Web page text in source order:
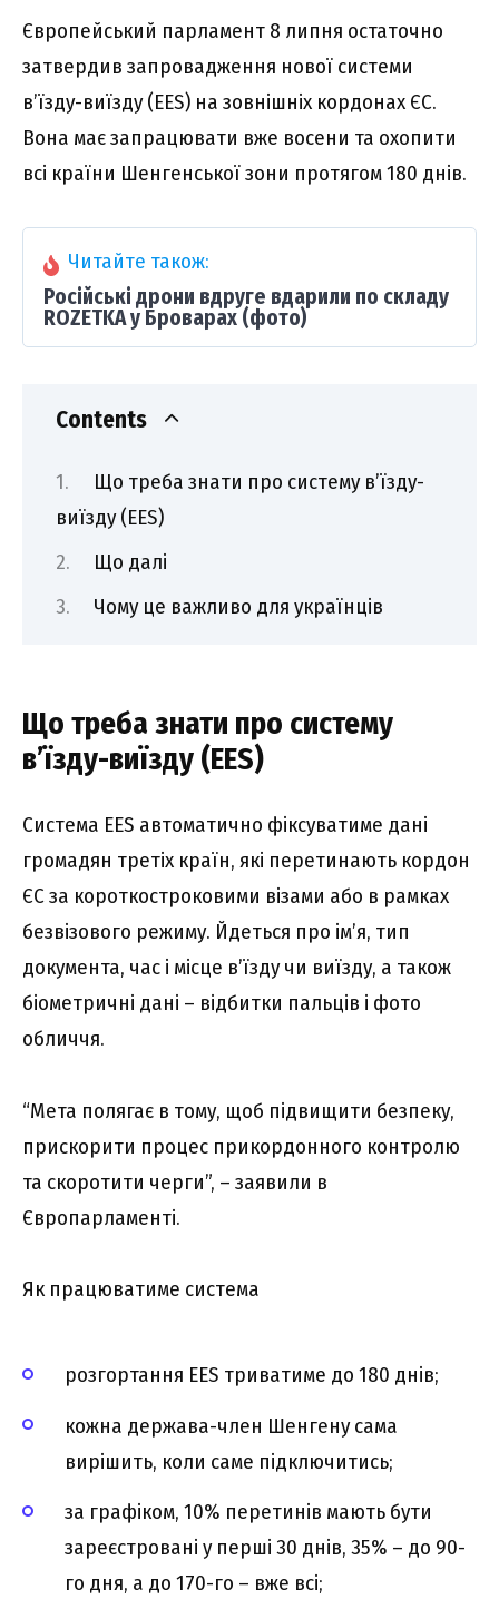
Європейський парламент 8 липня остаточно
затвердив запровадження нової системи
в’їзду-виїзду (EES) на зовнішніх кордонах ЄС.
Вона має запрацювати вже восени та охопити
всі країни Шенгенської зони протягом 180 днів.
Читайте також:
Російські дрони вдруге вдарили по складу
ROZETKA у Броварах (фото)
Contents
Що треба знати про систему в’їзду-
виїзду (EES)
Що далі
Чому це важливо для українців
Що треба знати про систему
в’їзду-виїзду (EES)
Система EES автоматично фіксуватиме дані
громадян третіх країн, які перетинають кордон
ЄС за короткостроковими візами або в рамках
безвізового режиму. Йдеться про ім’я, тип
документа, час і місце в’їзду чи виїзду, а також
біометричні дані – відбитки пальців і фото
обличчя.
“Мета полягає в тому, щоб підвищити безпеку,
прискорити процес прикордонного контролю
та скоротити черги”, – заявили в
Європарламенті.
Як працюватиме система
розгортання EES триватиме до 180 днів;
кожна держава-член Шенгену сама
вирішить, коли саме підключитись;
за графіком, 10% перетинів мають бути
зареєстровані у перші 30 днів, 35% – до 90-
го дня, а до 170-го – вже всі;